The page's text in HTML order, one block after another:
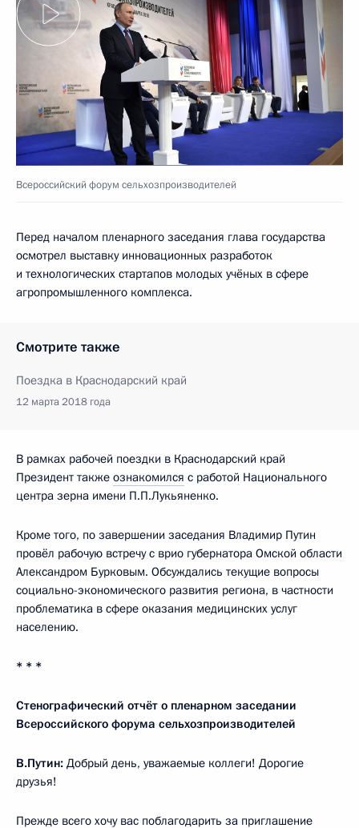
Всероссийский форум сельхозпроизводителей
Перед началом пленарного заседания глава государства
осмотрел выставку инновационных разработок
и технологических стартапов молодых учёных в сфере
агропромышленного комплекса.
Смотрите также
Поездка в Краснодарский край
12 марта 2018 года
В рамках рабочей поездки в Краснодарский край
Президент также ознакомился с работой Национального
центра зерна имени П.П.Лукьяненко.
Кроме того, по завершении заседания Владимир Путин
провёл рабочую встречу с врио губернатора Омской области
Александром Бурковым. Обсуждались текущие вопросы
социально-экономического развития региона, в частности
проблематика в сфере оказания медицинских услуг
населению.
* * *
Стенографический отчёт о пленарном заседании
Всероссийского форума сельхозпроизводителей
В.Путин: Добрый день, уважаемые коллеги! Дорогие
друзья!
Прежде всего хочу вас поблагодарить за приглашение